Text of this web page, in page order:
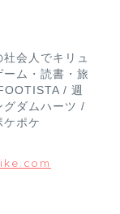
会人でキリュ
ム・読書・旅
/ 週
ダムハーツ /
ポケ